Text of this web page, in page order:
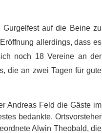
auf die Beine zu
allerdings, dass es
noch 18 Vereine an der
die an zwei Tagen für gute
Andreas Feld die Gäste im
bedankte. Ortsvorsteher
Alwin Theobald, die